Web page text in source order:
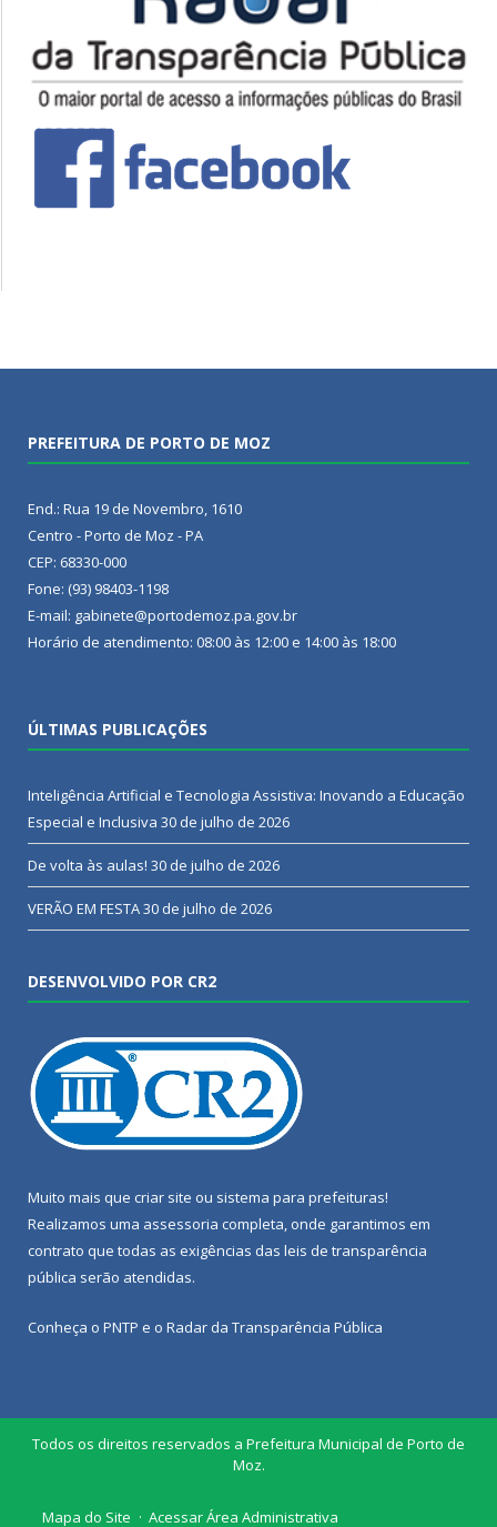
PREFEITURA DE PORTO DE MOZ
End.: Rua 19 de Novembro, 1610
Centro - Porto de Moz - PA
CEP: 68330-000
Fone: (93) 98403-1198
E-mail: gabinete@portodemoz.pa.gov.br
Horário de atendimento: 08:00 às 12:00 e 14:00 às 18:00
ÚLTIMAS PUBLICAÇÕES
Inteligência Artificial e Tecnologia Assistiva: Inovando a Educação
Especial e Inclusiva 30 de julho de 2026
De volta às aulas! 30 de julho de 2026
VERÃO EM FESTA30 de julho de 2026
DESENVOLVIDO POR CR2
Muito mais que criar site ou sistema para prefeituras!
Realizamos uma assessoria completa, onde garantimos em
contrato que todas as exigências das leis de transparência
pública serão atendidas.
Conheça o PNTP e o Radar da Transparência Pública
Todos os direitos reservados a Prefeitura Municipal de Porto de
Moz.
Mapa do Site Acessar Área Administrativa